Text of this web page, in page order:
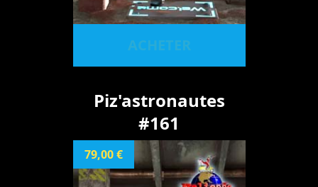
ACHETER
Piz'astronautes
#161
79,00 €